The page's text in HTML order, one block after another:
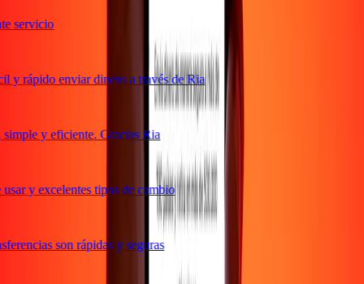
servicio
rápido enviar dinero a través de Ria
y eficiente. Gracias Ria
y excelentes tipos de cambio
son rápidas y seguras